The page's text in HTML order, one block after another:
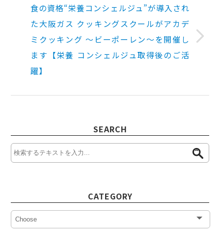
食の資格“栄養コンシェルジュ”が導入され
た大阪ガス クッキングスクールがアカデ
ミクッキング ～ビーポーレン～を開催し
ます【栄養 コンシェルジュ取得後のご活
躍】
SEARCH
CATEGORY